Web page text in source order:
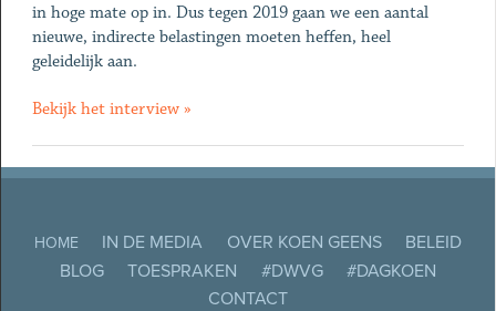
in hoge mate op in. Dus tegen 2019 gaan we een aantal
nieuwe, indirecte belastingen moeten heffen, heel
geleidelijk aan.
Bekijk het interview »
HOME IN DE MEDIA OVER KOEN GEENS
BELEID
BLOG
TOESPRAKEN #DWVG
#DAGKOEN
CONTACT